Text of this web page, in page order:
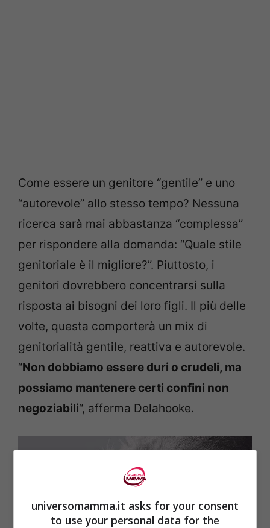
Come essere un genitore “gentile” e uno
“autorevole” allo stesso tempo? Nessuna
ricerca sarà mai abbastanza “complessa”
per rispondere alla domanda: “Quale stile
genitoriale è il migliore?”. Piuttosto, i
genitori dovrebbero concentrarsi sulla
risposta ai bisogni dei loro figli. Il più delle
volte, questa comporterà un mix di
genitorialità gentile, reattiva e autorevole.
“Non dobbiamo essere duri o crudeli, ma
possiamo mantenere certi confini non
negoziabili“, afferma Delahooke.
universomamma.it asks for your consent
to use your personal data for the